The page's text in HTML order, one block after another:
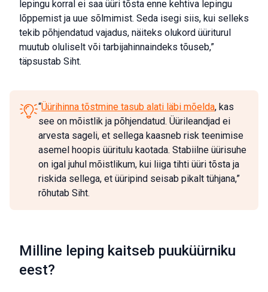
lepingu korral ei saa üüri tõsta enne kehtiva lepingu
lõppemist ja uue sõlmimist. Seda isegi siis, kui selleks
tekib põhjendatud vajadus, näiteks olukord üüriturul
muutub oluliselt või tarbijahinnaindeks tõuseb,”
täpsustab Siht.
“Üürihinna tõstmine tasub alati läbi mõelda, kas
see on mõistlik ja põhjendatud. Üürileandjad ei
arvesta sageli, et sellega kaasneb risk teenimise
asemel hoopis üüritulu kaotada. Stabiilne üürisuhe
on igal juhul mõistlikum, kui liiga tihti üüri tõsta ja
riskida sellega, et üüripind seisab pikalt tühjana,”
rõhutab Siht.
Milline leping kaitseb puuküürniku
eest?